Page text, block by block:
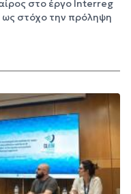
στο έργο Interreg
ως στόχο την πρόληψη